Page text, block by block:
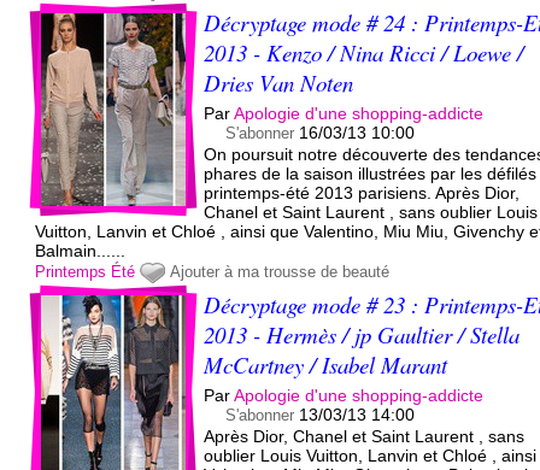
Décryptage mode # 24 : Printemps-
2013 - Kenzo / Nina Ricci / Loewe /
Dries Van Noten
ParApologie d'une shopping-addicte
S'abonner 16/03/13 10:00
On poursuit notre découverte des
phares de la saison illustrées par les défilés
printemps-été 2013 parisiens. Après Dior,
Chanel et Saint Laurent , sans oublier Louis
Vuitton, Lanvin et Chloé , ainsi que Valentino, Miu Miu, Givenchy
Balmain......
Printemps Été Ajouter à ma trousse de beauté
Décryptage mode # 23 : Printemps-
2013 - Hermès / jp Gaultier / Stella
McCartney / Isabel Marant
ParApologie d'une shopping-addicte
S'abonner 13/03/13 14:00
Après Dior, Chanel et Saint Laurent , sans
oublier Louis Vuitton, Lanvin et Chloé ,